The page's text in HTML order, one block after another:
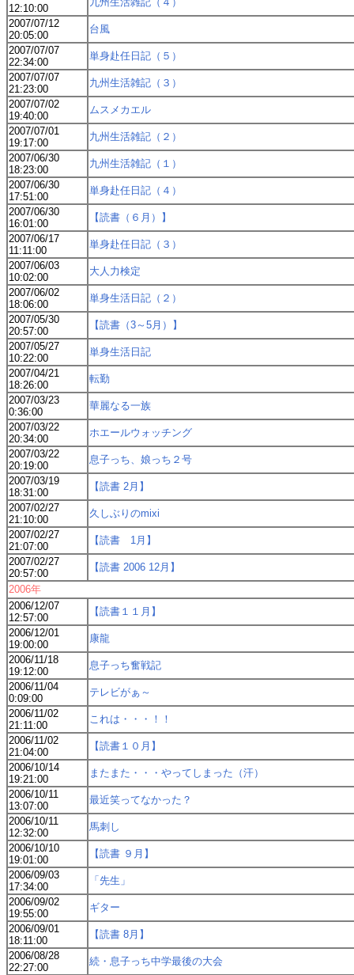
12:10:00
2007/07/12
20:05:00
台風
2007/07/07
22:34:00
単身赴任日記（５）
2007/07/07
21:23:00
九州生活雑記（３）
2007/07/02
19:40:00
ムスメカエル
2007/07/01
19:17:00
九州生活雑記（２）
2007/06/30
18:23:00
九州生活雑記（１）
2007/06/30
17:51:00
単身赴任日記（４）
2007/06/30
16:01:00
【読書（６月）】
2007/06/17
11:11:00
単身赴任日記（３）
2007/06/03
10:02:00
大人力検定
2007/06/02
18:06:00
単身生活日記（２）
2007/05/30
20:57:00
【読書（3～5月）】
2007/05/27
10:22:00
単身生活日記
2007/04/21
18:26:00
転勤
2007/03/23
0:36:00
華麗なる一族
2007/03/22
20:34:00
ホエールウォッチング
2007/03/22
20:19:00
息子っち、娘っち２号
2007/03/19
18:31:00
【読書 2月】
2007/02/27
21:10:00
久しぶりのmixi
2007/02/27
21:07:00
【読書 1月】
2007/02/27
20:57:00
【読書 2006 12月】
2006年
2006/12/07
12:57:00
【読書１１月】
2006/12/01
19:00:00
康龍
2006/11/18
19:12:00
息子っち奮戦記
2006/11/04
0:09:00
テレビがぁ～
2006/11/02
21:11:00
これは・・・！！
2006/11/02
21:04:00
【読書１０月】
2006/10/14
19:21:00
またまた・・・やってしまった（汗）
2006/10/11
13:07:00
最近笑ってなかった？
2006/10/11
12:32:00
馬刺し
2006/10/10
19:01:00
【読書 ９月】
2006/09/03
17:34:00
「先生」
2006/09/02
19:55:00
ギター
2006/09/01
18:11:00
【読書 8月】
2006/08/28
22:27:00
続・息子っち中学最後の大会